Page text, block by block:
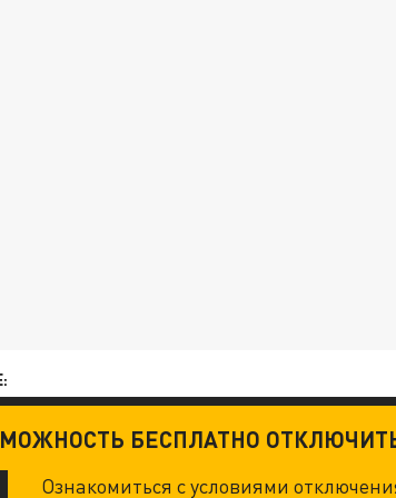
ВЕКА БЕСПЛАТНО
Ознакомиться с условиями